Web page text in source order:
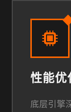
性能优
底层引擎